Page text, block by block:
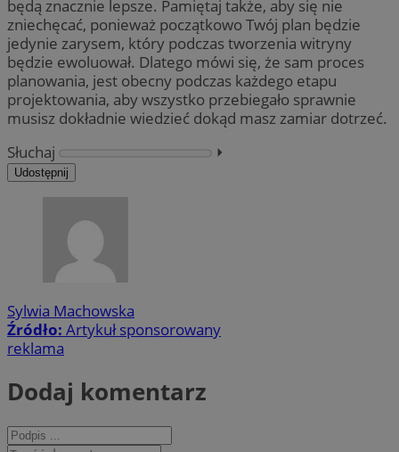
będą znacznie lepsze. Pamiętaj także, aby się nie
zniechęcać, ponieważ początkowo Twój plan będzie
jedynie zarysem, który podczas tworzenia witryny
będzie ewoluował. Dlatego mówi się, że sam proces
planowania, jest obecny podczas każdego etapu
projektowania, aby wszystko przebiegało sprawnie
musisz dokładnie wiedzieć dokąd masz zamiar dotrzeć.
Słuchaj
⏵︎
Udostępnij
Sylwia Machowska
Źródło: Artykuł sponsorowany
reklama
Dodaj komentarz